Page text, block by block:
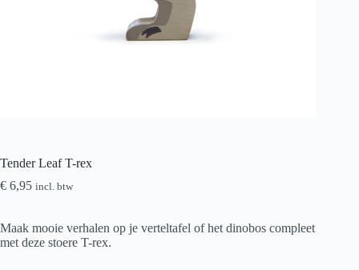
Tender Leaf T-rex
€ 6,95 incl. btw
Maak mooie verhalen op je verteltafel of het dinobos compleet
met deze stoere T-rex.